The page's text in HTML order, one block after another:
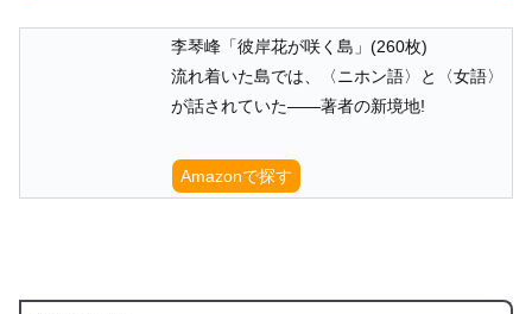
李琴峰「彼岸花が咲く島」(260枚)
流れ着いた島では、〈ニホン語〉と〈女語〉
が話されていた――著者の新境地!
Amazonで探す